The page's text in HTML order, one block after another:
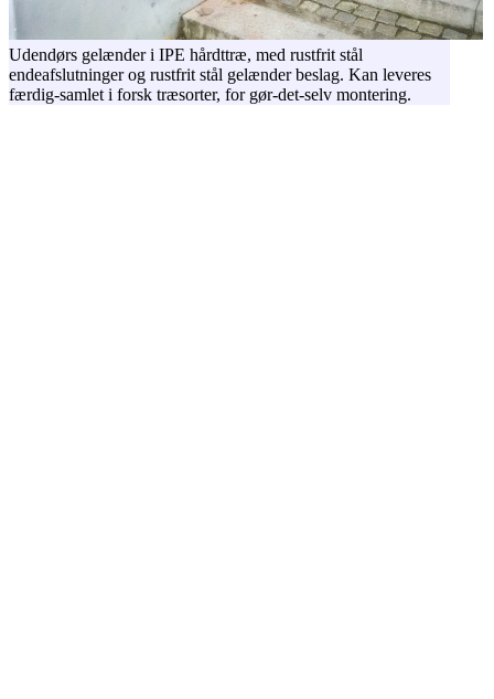
Udendørs gelænder i IPE hårdttræ, med rustfrit stål
endeafslutninger og rustfrit stål gelænder beslag. Kan leveres
færdig-samlet i forsk træsorter, for gør-det-selv montering.